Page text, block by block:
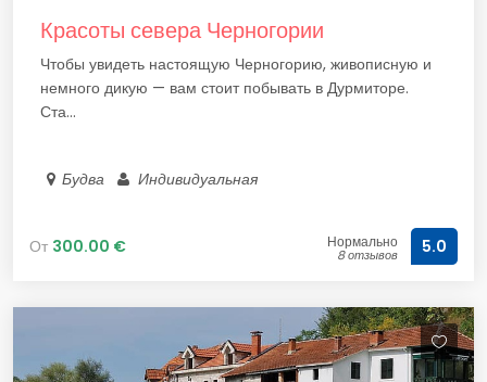
Красоты севера Черногории
Чтобы увидеть настоящую Черногорию, живописную и
немного дикую — вам стоит побывать в Дурмиторе.
Ста...
Будва Индивидуальная
От 300.00 € Нормально
8 отзывов 5.0